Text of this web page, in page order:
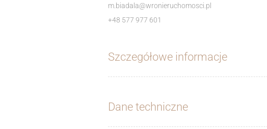
m.biadala@wronieruchomosci.pl
+48 577 977 601
Szczegółowe informacje
Dane techniczne